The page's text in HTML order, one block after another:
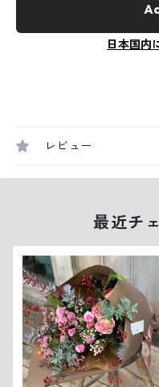
日本国内
レビュー
最近チ